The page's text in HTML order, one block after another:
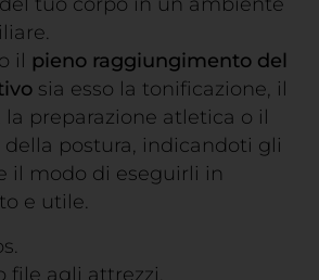
il pieno raggiungimento del
sia esso la tonificazione, il
preparazione atletica o il
postura, indicandoti gli
il modo di eseguirli in
e utile.
file agli attrezzi.